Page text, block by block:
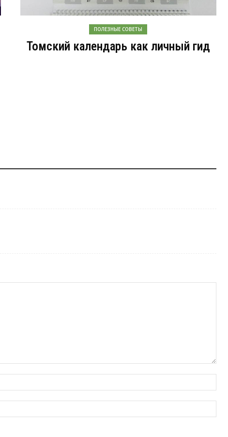
ПОЛЕЗНЫЕ СОВЕТЫ
Томский календарь как личный гид